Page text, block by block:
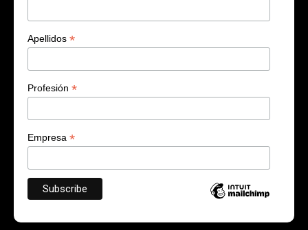
Apellidos *
Profesión *
Empresa *